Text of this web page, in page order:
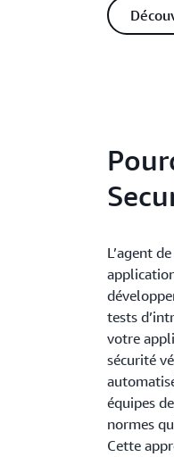
L’agent
tests
votre
sécurité
équipes
normes
Cette